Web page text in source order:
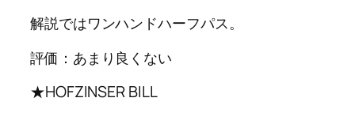
解説ではワンハンドハーフパス。
評価：あまり良くない
★HOFZINSER BILL